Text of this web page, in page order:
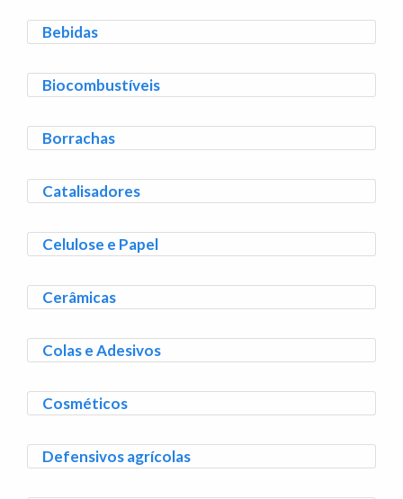
Bebidas
Biocombustíveis
Borrachas
Catalisadores
Celulose e Papel
Cerâmicas
Colas e Adesivos
Cosméticos
Defensivos agrícolas